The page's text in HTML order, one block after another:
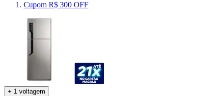
Cupom R$ 300 OFF
+ 1 voltagem